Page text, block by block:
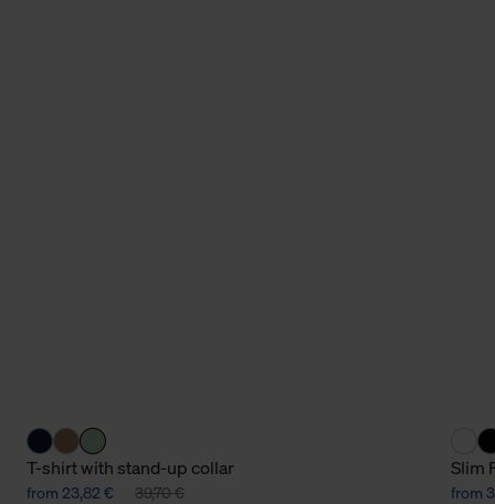
T-shirt with stand-up collar
from 23,82 € 39,70 €
Slim
from